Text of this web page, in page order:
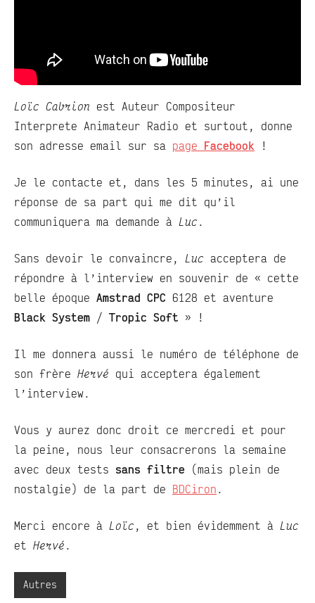
Loïc Cabrion est Auteur Compositeur
Interprete Animateur Radio et surtout, donne
son adresse email sur sa page Facebook !
Je le contacte et, dans les 5 minutes, ai une
réponse de sa part qui me dit qu’il
communiquera ma demande à Luc .
Sans devoir le convaincre, Luc acceptera de
répondre à l’interview en souvenir de « cette
belle époque Amstrad CPC 6128 et aventure
Black System / Tropic Soft » !
Il me donnera aussi le numéro de téléphone de
son frère Hervé qui acceptera également
l’interview.
Vous y aurez donc droit ce mercredi et pour
la peine, nous leur consacrerons la semaine
avec deux tests sans filtre (mais plein de
nostalgie) de la part de BDCiron .
Merci encore à Loïc , et bien évidemment à Luc
et Hervé .
Autres